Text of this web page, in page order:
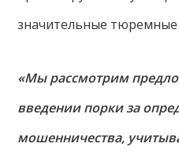
значительные тюремные
«Мы рассмотрим
введении порки за
мошенничества,